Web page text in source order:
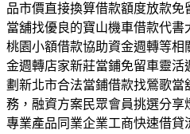
品市價直接換算借款額度放款
當舖找優良的寶山機車借款代
桃園小額借款協助資金週轉等
金週轉店家新莊當鋪免留車靈
劃新北市合法當鋪借款找鶯歌
務，融資方案民眾會員挑選分
專業產品同業企業工商快速借